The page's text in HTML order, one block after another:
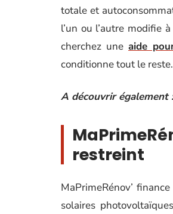
totale et
l’un ou l’autre modifie
cherchez une aide
conditionne tout le reste.
A découvrir également :
restreint
MaPrimeRénov’
solaires